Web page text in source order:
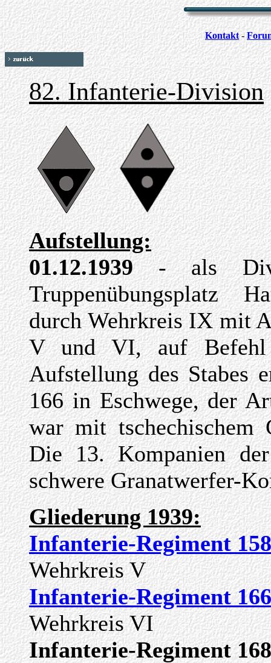
Kontakt -
82. Infanterie-Division
Aufstellung:
01.12.1939- als
Truppenübungsplatz
durch Wehrkreis IX mit
V und VI, auf Befehl
Aufstellung des Stabes
166 in Eschwege, der
war mit tschechischem
Die 13. Kompanien
schwere Granatwerfer-
Gliederung 1939:
Infanterie-Regiment 158
Wehrkreis V
Infanterie-Regiment 166
Wehrkreis VI
Infanterie-Regiment